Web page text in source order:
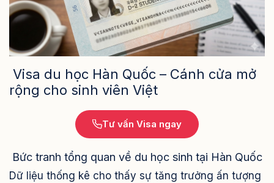
Visa du học Hàn Quốc – Cánh cửa mở
rộng cho sinh viên Việt
Tư vấn Visa ngay
Bức tranh tổng quan về du học sinh tại Hàn Quốc
Dữ liệu thống kê cho thấy sự tăng trưởng ấn tượng